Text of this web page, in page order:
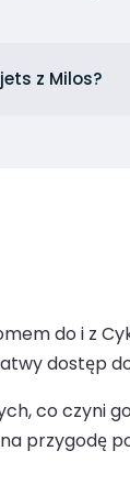
z Milos?
do i z
dostęp
co czyni
przygodę